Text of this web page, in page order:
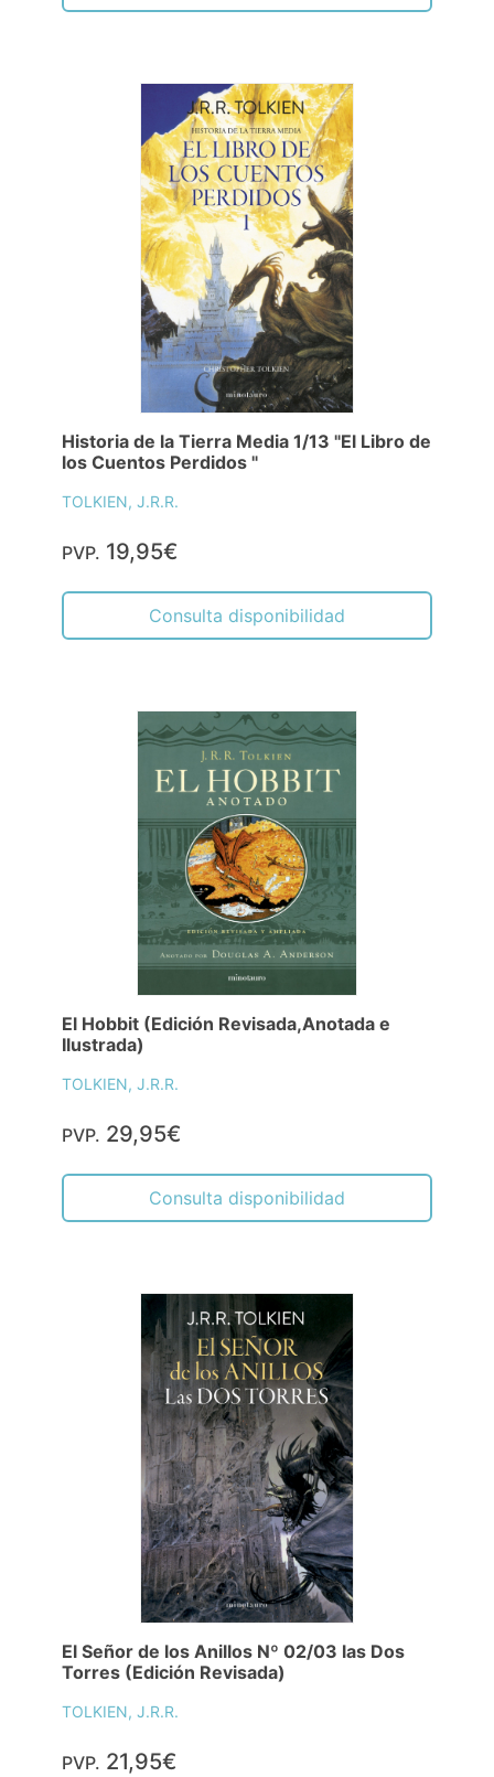
Historia de la Tierra Media 1/13 "El Libro de
los Cuentos Perdidos "
TOLKIEN, J.R.R.
PVP. 19,95€
Consulta disponibilidad
El Hobbit (Edición Revisada,Anotada e
Ilustrada)
TOLKIEN, J.R.R.
PVP. 29,95€
Consulta disponibilidad
El Señor de los Anillos Nº 02/03 las Dos
Torres (Edición Revisada)
TOLKIEN, J.R.R.
PVP. 21,95€